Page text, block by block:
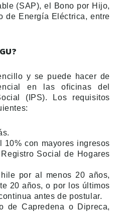
(SAP), el Bono por Hijo,
de Energía Eléctrica, entre
y se puede hacer de
en las oficinas del
(IPS). Los requisitos
10% con mayores ingresos
Social de Hogares
por al menos 20 años,
20 años, o por los últimos
antes de postular.
de Capredena o Dipreca,